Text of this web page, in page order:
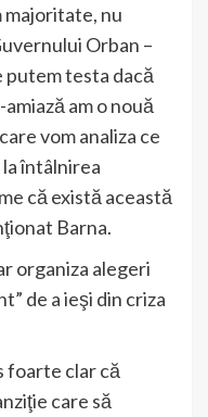
majoritate, nu
Orban –
putem testa dacă
am o nouă
vom analiza ce
întâlnirea
că există această
Barna.
organiza alegeri
de a ieşi din criza
foarte clar că
care să